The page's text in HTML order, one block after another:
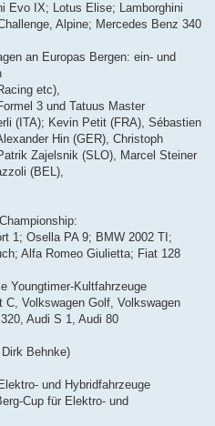
Evo IX; Lotus Elise; Lamborghini
Alpine; Mercedes Benz 340
an Europas Bergen: ein- und
etc),
3 und Tatuus Master
(ITA); Kevin Petit (FRA), Sébastien
Hin (GER), Christoph
Zajelsnik (SLO), Marcel Steiner
(BEL),
1; Osella PA 9; BMW 2002 TI;
Alfa Romeo Giulietta; Fiat 128
Youngtimer-Kultfahrzeuge
Volkswagen Golf, Volkswagen
Audi S 1, Audi 80
Behnke)
und Hybridfahrzeuge
Cup für Elektro- und